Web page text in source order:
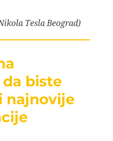
Tesla Beograd)
biste
najnovije